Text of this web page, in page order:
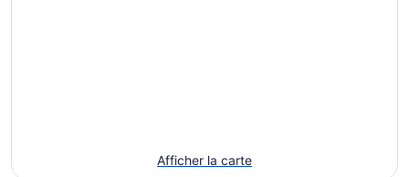
Afficher la carte